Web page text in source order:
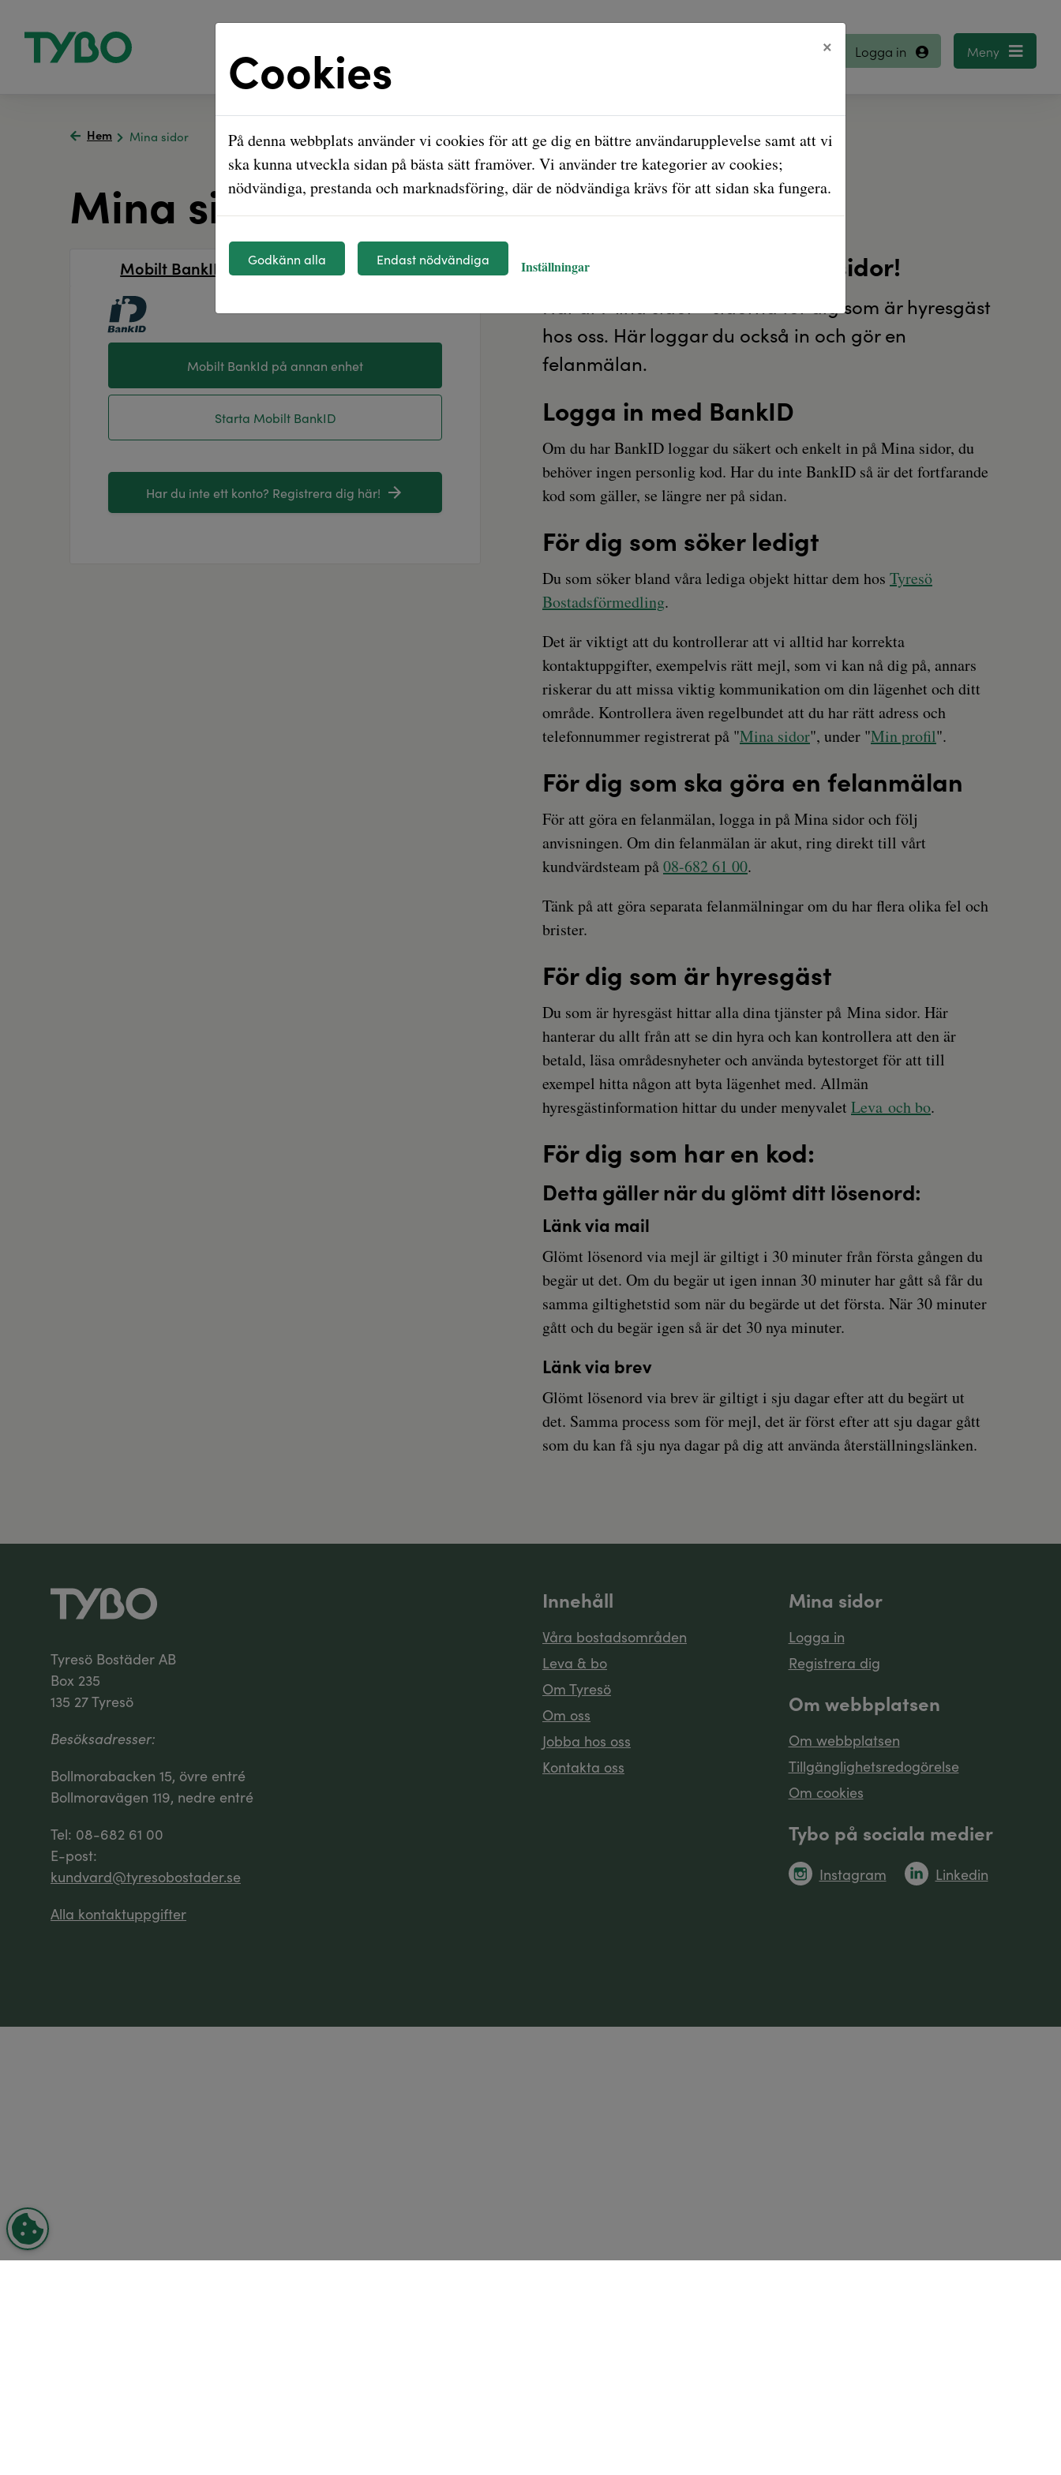
Logga in
Hem Mina sidor
Mina sidor
Mobilt BankID Lösenord
Starta Mobilt BankID
Mobilt BankId på annan enhet
Har du inte ett konto? Registrera dig här!
Välkommen till nya Mina sidor!
Här är Mina sidor - sidorna för dig som är hyresgäst
hos oss. Här loggar du också in och gör en
felanmälan.
Logga in med BankID
Om du har BankID loggar du säkert och enkelt in på Mina sidor, du
behöver ingen personlig kod. Har du inte BankID så är det fortfarande
kod som gäller, se längre ner på sidan.
För dig som söker ledigt
Du som söker bland våra lediga objekt hittar dem hos Tyresö
Bostadsförmedling.
Det är viktigt att du kontrollerar att vi alltid har korrekta
kontaktuppgifter, exempelvis rätt mejl, som vi kan nå dig på, annars
riskerar du att missa viktig kommunikation om din lägenhet och ditt
område. Kontrollera även regelbundet att du har rätt adress och
telefonnummer registrerat på "Mina sidor", under "Min profil".
För dig som ska göra en felanmälan
För att göra en felanmälan, logga in på Mina sidor och följ
anvisningen. Om din felanmälan är akut, ring direkt till vårt
kundvärdsteam på08-682 61 00.
Tänk på att göra separata felanmälningar om du har flera olika fel och
brister.
För dig som är hyresgäst
Du som är hyresgäst hittar alla dina tjänster på Mina sidor. Här
hanterar du allt från att se din hyra och kan kontrollera att den är
betald, läsa områdesnyheter och använda bytestorget för att till
exempel hitta någon att byta lägenhet med. Allmän
hyresgästinformation hittar du under menyvaletLeva och bo.
För dig som har en kod:
Detta gäller när du glömt ditt lösenord:
Länk via mail
Glömt lösenord via mejl är giltigt i 30 minuter från första gången du
begär ut det. Om du begär ut igen innan 30 minuter har gått så får du
samma giltighetstid som när du begärde ut det första. När 30 minuter
gått och du begär igen så är det 30 nya minuter.
Länk via brev
Glömt lösenord via brev är giltigt i sju dagar efter att du begärt ut
det. Samma process som för mejl, det är först efter att sju dagar gått
som du kan få sju nya dagar på dig att använda återställningslänken.
Tyresö Bostäder AB
Box 235
135 27 Tyresö
Besöksadresser:
Bollmorabacken 15, övre entré
Bollmoravägen 119, nedre entré
Tel: 08-682 61 00
E-post:
kundvard@tyresobostader.se
Alla kontaktuppgifter
Innehåll
Våra bostadsområden
Leva & bo
Om Tyresö
Om oss
Jobba hos oss
Kontakta oss
Mina sidor
Logga in
Registrera dig
Om webbplatsen
Om webbplatsen
Tillgänglighetsredogörelse
Om cookies
Tybo på sociala medier
Instagram Linkedin
Cookies ×
På denna webbplats använder vi cookies för att ge dig en bättre användarupplevelse samt att vi
ska kunna utveckla sidan på bästa sätt framöver. Vi använder tre kategorier av cookies;
nödvändiga, prestanda och marknadsföring, där de nödvändiga krävs för att sidan ska fungera.
Godkänn alla Endast nödvändiga Inställningar